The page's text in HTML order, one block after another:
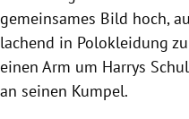
gemeinsames Bild hoch,
lachend in Polokleidung
einen Arm um Harrys
an seinen Kumpel.